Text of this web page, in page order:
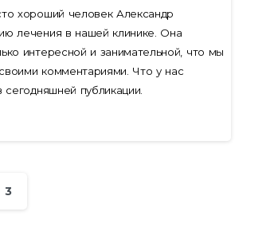
хороший человек Александр
лечения в нашей клинике. Она
интересной и занимательной, что мы
комментариями. Что у нас
сегодняшней публикации.
3